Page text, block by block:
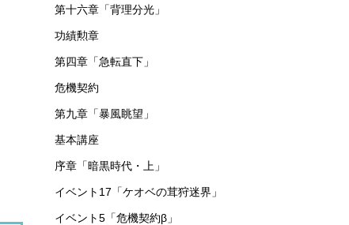
第十六章「背理分光」
功績勲章
第四章「急転直下」
危機契約
第九章「暴風眺望」
基本講座
序章「暗黒時代・上」
イベント17「ケオベの茸狩迷界」
イベント5「危機契約β」